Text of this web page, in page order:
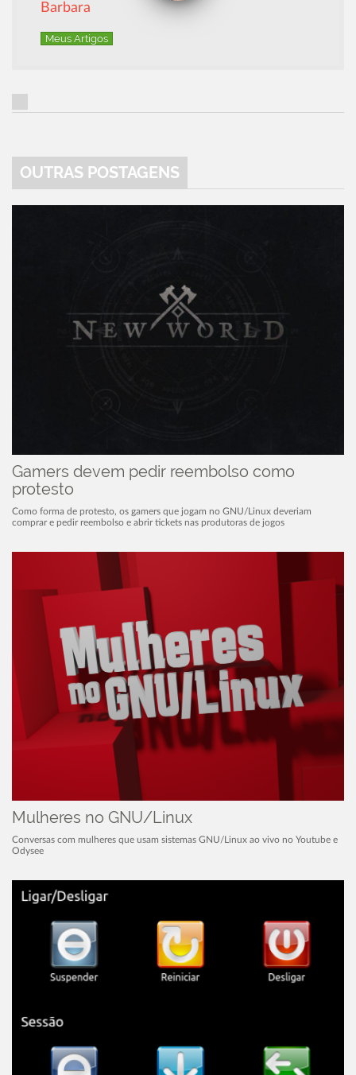
Barbara
Meus Artigos
OUTRAS POSTAGENS
Gamers devem pedir reembolso como
protesto
Como forma de protesto, os gamers que jogam no GNU/Linux deveriam
comprar e pedir reembolso e abrir tickets nas produtoras de jogos
Mulheres no GNU/Linux
Conversas com mulheres que usam sistemas GNU/Linux ao vivo no Youtube e
Odysee